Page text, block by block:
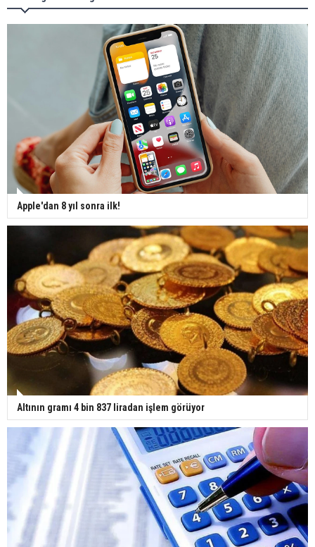
Apple'dan 8 yıl sonra ilk!
Altının gramı 4 bin 837 liradan işlem görüyor